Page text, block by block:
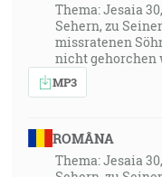
Thema: Jesaia
Sehern, zu
missratenen
nicht gehorchen
MP3
ROMÂNA
Thema: Jesaia